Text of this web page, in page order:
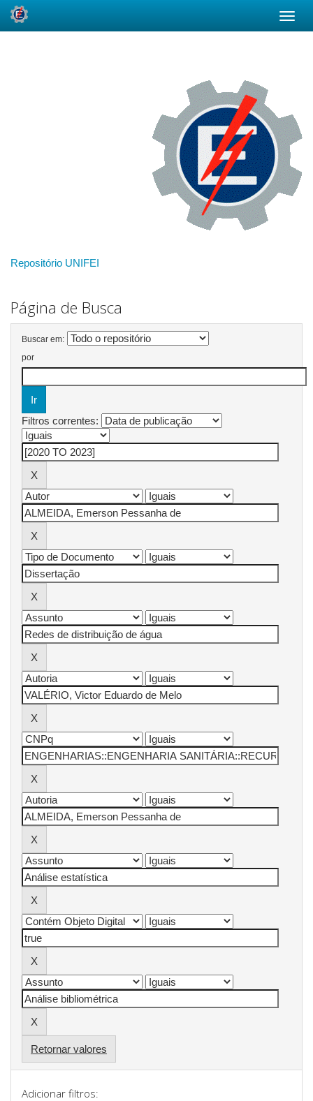
Repositório UNIFEI
Página de Busca
Buscar em:
por
Filtros correntes:
Retornar valores
Adicionar filtros: